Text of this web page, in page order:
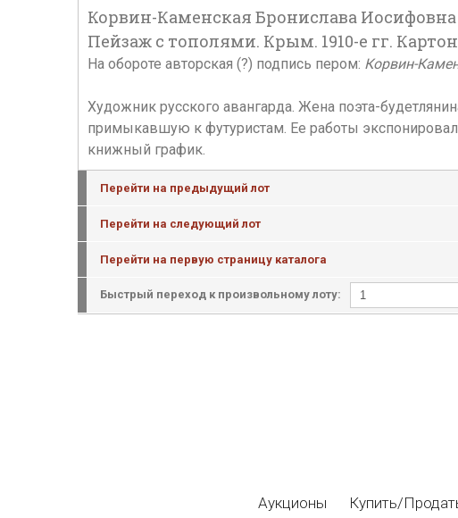
Корвин-Каменская Бронислава Иосифовна
Пейзаж с тополями. Крым. 1910-е гг.
На обороте авторская (?) подпись пером: Корвин-
Художник русского авангарда. Жена поэта-
примыкавшую к футуристам. Ее работы
книжный график.
Перейти на предыдущий лот
Перейти на следующий лот
Перейти на первую страницу каталога
Быстрый переход к произвольному лоту:
Аукционы Купить/